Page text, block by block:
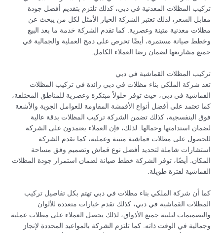
تركيب المظلات المعدنية في دبي، كذلك تلتزم بتقديم أفضل جودة
مقابل السعر، لذلك تعتبر الشركة الخيار الأمثل لكل من يبحث عن
مظلات معدنية متينة وعصرية. كما تقدم الشركة خدمة ما بعد البيع
وخطط صيانة مستمرة، أيضًا تحرص على دمج العملية والجمالية في
جميع مشاريعها لضمان رضا العملاء الكامل.
تركيب المظلات القماشية في دبي
تعد شركة الملكي بناء مظلات في دبي رائدة في تركيب المظلات
القماشية في دبي، حيث توفر حلولاً مبتكرة وعصرية للمناطق المختلفة،
كما تعتمد على أفضل أنواع الأقمشة المقاومة للعوامل الجوية والأشعة
فوق البنفسجية، كذلك تضمن الشركة تركيب المظلات بدقة عالية
لضمان استدامتها وجمالها. لذلك، فإن العملاء يعتمدون على الشركة
للحصول على مظلات قماشية متينة وعملية، كما تقدم الشركة
استشارات شاملة لتحديد أفضل نوع قماش وتصميم وفق مساحة
المكان. أيضًا، توفر الشركة خطط صيانة لضمان استمرار جودة المظلات
القماشية لفترة طويلة.
كما أن شركة الملكي بناء مظلات في دبي تهتم بكل تفاصيل تركيب
المظلات القماشية في دبي، كذلك تقدم خيارات متعددة للألوان
والتصميمات لتلبية جميع الأذواق، لذلك يحصل العملاء على مظلات عملية
وجمالية في الوقت ذاته. كما تلتزم الشركة بالمواعيد المحددة لإنجاز